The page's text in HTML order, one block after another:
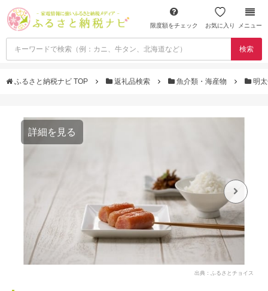
限度額をチェック お気に入り メニュー
検索
ふるさと納税ナビ TOP 返礼品検索 魚介類・海産物 明
詳細を見る
出典：ふるさとチョイス